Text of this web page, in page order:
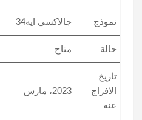
نموذج جالاكسي ايه34
حالة متاح
تاريخ
الافراج
عنه
2023، مارس